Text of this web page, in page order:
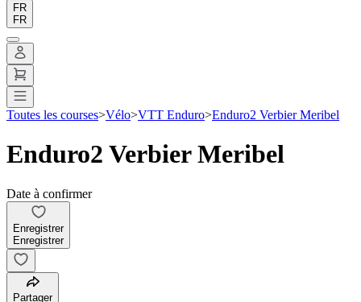
FR
FR
Toutes les courses>Vélo>VTT Enduro>Enduro2 Verbier Meribel
Enduro2 Verbier Meribel
Date à confirmer
Enregistrer
Enregistrer
Partager